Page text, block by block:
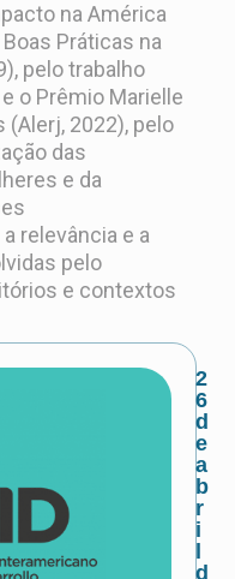
na América
Práticas na
pelo trabalho
o Prêmio Marielle
(Alerj, 2022), pelo
das
e da
relevância e a
pelo
e contextos
2
6
d
e
a
b
r
i
d